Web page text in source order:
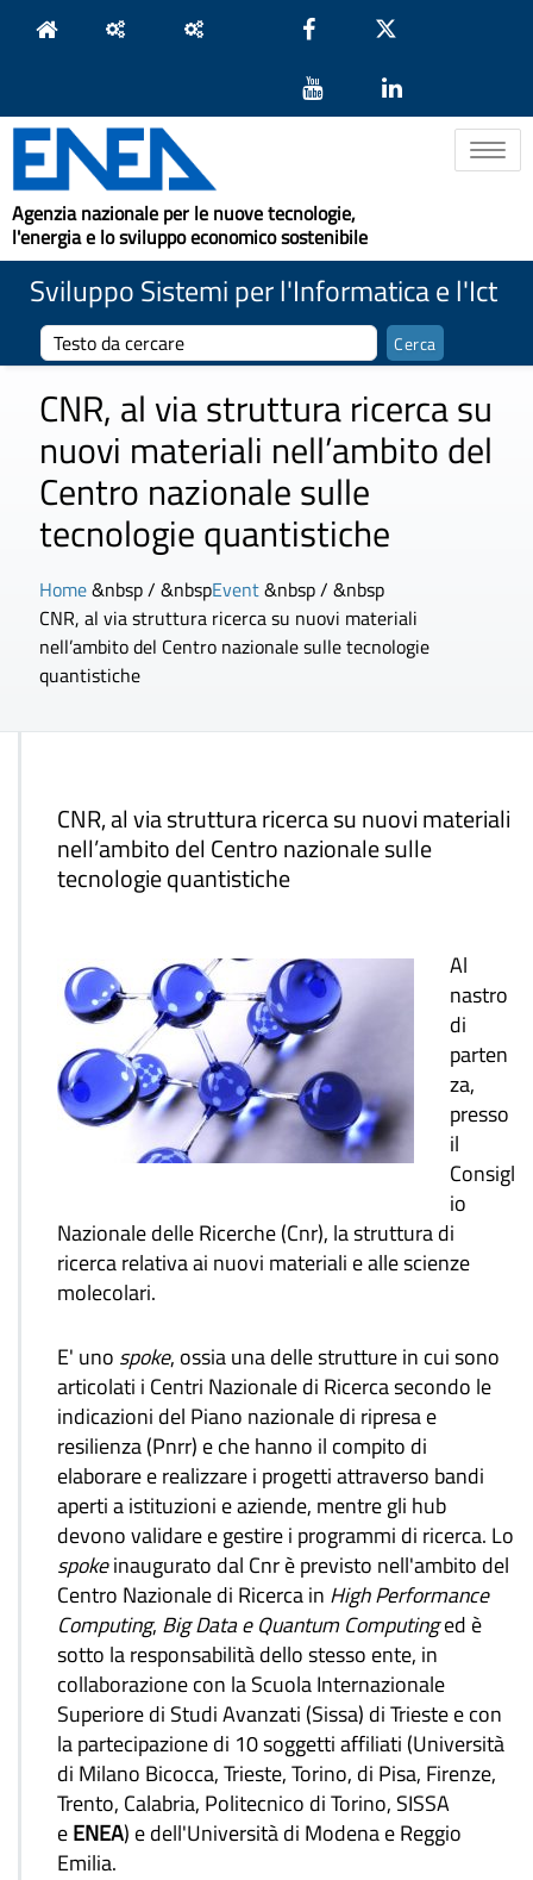
Toggle
Agenzia nazionale per le nuove tecnologie,
l'energia e lo sviluppo economico sostenibile
Sviluppo Sistemi per l'Informatica e l'Ict
CNR, al via struttura ricerca su
nuovi materiali nell’ambito del
Centro nazionale sulle
tecnologie quantistiche
Home&nbsp / &nbspEvent&nbsp / &nbsp
CNR, al via struttura ricerca su nuovi materiali
nell’ambito del Centro nazionale sulle tecnologie
quantistiche
CNR, al via struttura ricerca su nuovi materiali
nell’ambito del Centro nazionale sulle
tecnologie quantistiche
Al
nastro
di
parten
za,
presso
il
Consigl
io
Nazionale delle Ricerche (Cnr), la struttura di
ricerca relativa ai nuovi materiali e alle scienze
molecolari.
E' uno spoke, ossia una delle strutture in cui sono
articolati i Centri Nazionale di Ricerca secondo le
indicazioni del Piano nazionale di ripresa e
resilienza (Pnrr) e che hanno il compito di
elaborare e realizzare i progetti attraverso bandi
aperti a istituzioni e aziende, mentre gli hub
devono validare e gestire i programmi di ricerca. Lo
spokeinaugurato dal Cnr è previsto nell'ambito del
Centro Nazionale di Ricerca in High Performance
Computing, BigData e Quantum Computinged è
sotto la responsabilità dello stesso ente, in
collaborazione con la Scuola Internazionale
Superiore di Studi Avanzati (Sissa) di Trieste e con
la partecipazione di 10 soggetti affiliati (Università
di Milano Bicocca, Trieste, Torino, di Pisa, Firenze,
Trento, Calabria, Politecnico di Torino, SISSA
eENEA) e dell'Università di Modena e Reggio
Emilia.